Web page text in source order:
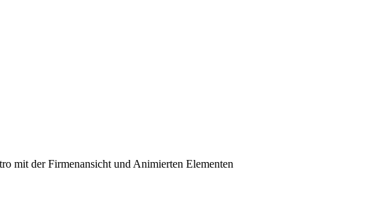
mit der Firmenansicht und Animierten Elementen